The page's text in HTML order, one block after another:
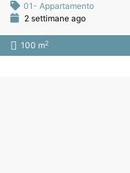
01- Appartamento
2 settimane ago
100 m2